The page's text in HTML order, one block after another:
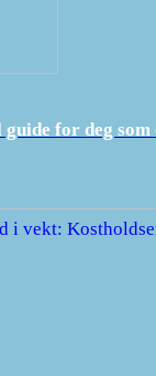
for deg som